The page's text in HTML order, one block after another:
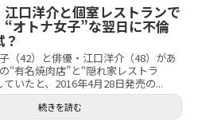
口洋介と個室レストランで
“オトナ女子”な翌日に不倫
（42）と俳優・江口洋介（48）があ
“有名焼肉店”と“隠れ家レストラ
ていたと、2016年4月28日発売の...
続きを読む